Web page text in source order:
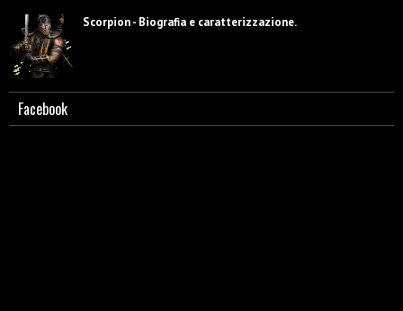
Scorpion - Biografia e caratterizzazione.
Facebook